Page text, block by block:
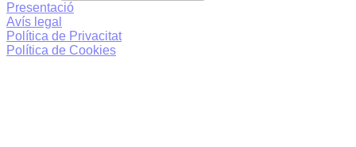
Presentació
Avís legal
Política de Privacitat
Política de Cookies